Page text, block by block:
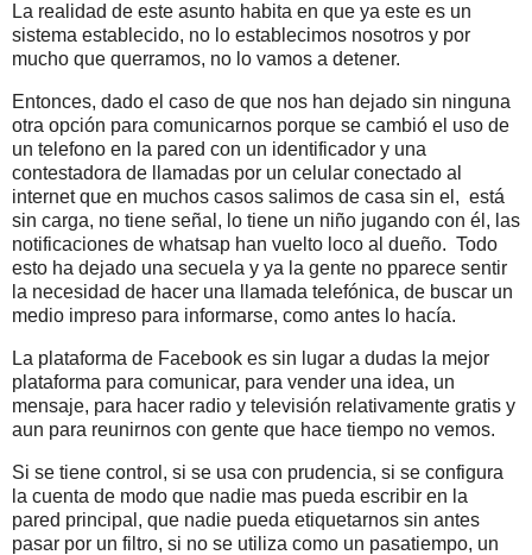
La realidad de este asunto habita en que ya este es un
sistema establecido, no lo establecimos nosotros y por
mucho que querramos, no lo vamos a detener.
Entonces, dado el caso de que nos han dejado sin ninguna
otra opción para comunicarnos porque se cambió el uso de
un telefono en la pared con un identificador y una
contestadora de llamadas por un celular conectado al
internet que en muchos casos salimos de casa sin el, está
sin carga, no tiene señal, lo tiene un niño jugando con él, las
notificaciones de whatsap han vuelto loco al dueño. Todo
esto ha dejado una secuela y ya la gente no pparece sentir
la necesidad de hacer una llamada telefónica, de buscar un
medio impreso para informarse, como antes lo hacía.
La plataforma de Facebook es sin lugar a dudas la mejor
plataforma para comunicar, para vender una idea, un
mensaje, para hacer radio y televisión relativamente gratis y
aun para reunirnos con gente que hace tiempo no vemos.
Si se tiene control, si se usa con prudencia, si se configura
la cuenta de modo que nadie mas pueda escribir en la
pared principal, que nadie pueda etiquetarnos sin antes
pasar por un filtro, si no se utiliza como un pasatiempo, un